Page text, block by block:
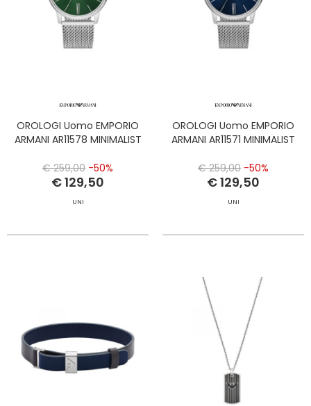
OROLOGI Uomo EMPORIO
ARMANI AR11578 MINIMALIST
€ 259,00 -50%
€ 129,50
UNI
OROLOGI Uomo EMPORIO
ARMANI AR11571 MINIMALIST
€ 259,00 -50%
€ 129,50
UNI